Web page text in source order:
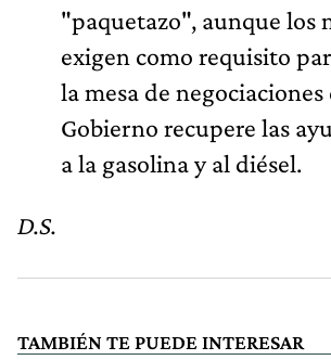
"paquetazo", aunque los
exigen como requisito
la mesa de negociaciones
Gobierno recupere las
a la gasolina y al diésel.
D.S.
TAMBIÉN TE PUEDE INTERESAR